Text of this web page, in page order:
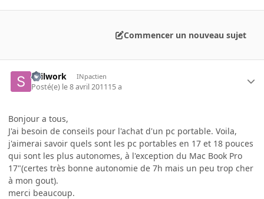
Commencer un nouveau sujet
soilwork INpactien
Posté(e) le 8 avril 201115 a
Bonjour a tous,
J'ai besoin de conseils pour l'achat d'un pc portable. Voila,
j'aimerai savoir quels sont les pc portables en 17 et 18 pouces
qui sont les plus autonomes, à l'exception du Mac Book Pro
17"(certes très bonne autonomie de 7h mais un peu trop cher
à mon gout).
merci beaucoup.